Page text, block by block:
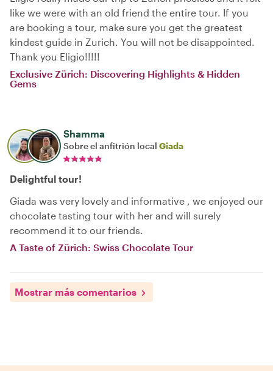
like we were with an old friend the entire tour. If you
are booking a tour, make sure you get the greatest
kindest guide in Zurich. You will not be disappointed.
Thank you Eligio!!!!!
Exclusive Zürich: Discovering Highlights & Hidden
Gems
Shamma
Sobre el anfitrión local Giada
Delightful tour!
Giada was very lovely and informative , we enjoyed our
chocolate tasting tour with her and will surely
recommend it to our friends.
A Taste of Zürich: Swiss Chocolate Tour
Mostrar más comentarios